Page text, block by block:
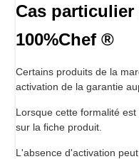
Cas
100%Chef ®
Certains produits de la
activation de la garantie
Lorsque cette formalité
sur la fiche produit.
L'absence d'activation